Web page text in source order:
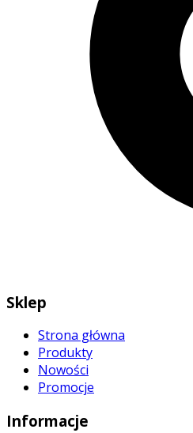
Sklep
Strona główna
Produkty
Nowości
Promocje
Informacje